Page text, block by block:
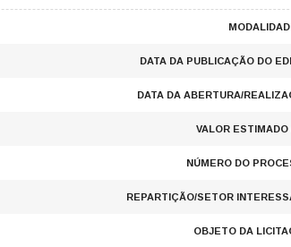
DATA DA PUBLICAÇÃO DO
DATA DA ABERTURA/
VALOR ESTIMADO
NÚMERO DO
REPARTIÇÃO/SETOR
OBJETO DA